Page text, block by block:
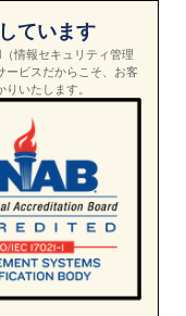
ています
情報セキュリティ管理
ービスだからこそ、お客
いたします。